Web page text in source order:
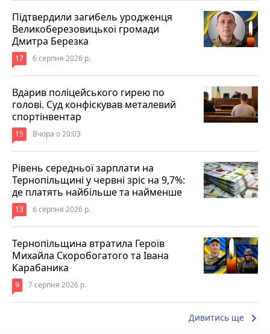
Підтвердили загибель уродженця
Великоберезовицької громади
Дмитра Березка
17 6 серпня 2026 р.
Вдарив поліцейського гирею по
голові. Суд конфіскував металевий
спортінвентар
15 Вчора о 20:03
Рівень середньої зарплати на
Тернопільщині у червні зріс на 9,7%:
де платять найбільше та найменше
13 6 серпня 2026 р.
Тернопільщина втратила Героїв
Михайла Скоробогатого та Івана
Карабаника
9 7 серпня 2026 р.
Дивитись ще keyboard_arrow_right